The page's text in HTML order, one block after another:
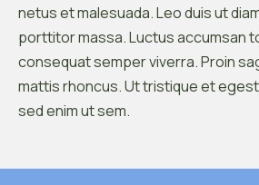
netus et malesuada. Leo duis ut
porttitor massa. Luctus accumsan
consequat semper viverra. Proin
mattis rhoncus. Ut tristique et
sed enim ut sem.